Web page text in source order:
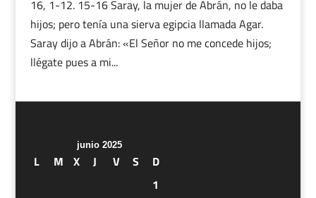
16, 1-12. 15-16 Saray, la mujer de Abrán, no le daba
hijos; pero tenía una sierva egipcia llamada Agar.
Saray dijo a Abrán: «El Señor no me concede hijos;
llégate pues a mi...
junio 2025
L M X J V S
D
1